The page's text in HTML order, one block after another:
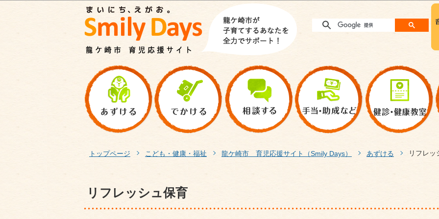
このページの本文へ移動
トップページ こども・健康・福祉 龍ケ崎市 育児応援サイト（Smily Days） あずける リフレッ
リフレッシュ保育